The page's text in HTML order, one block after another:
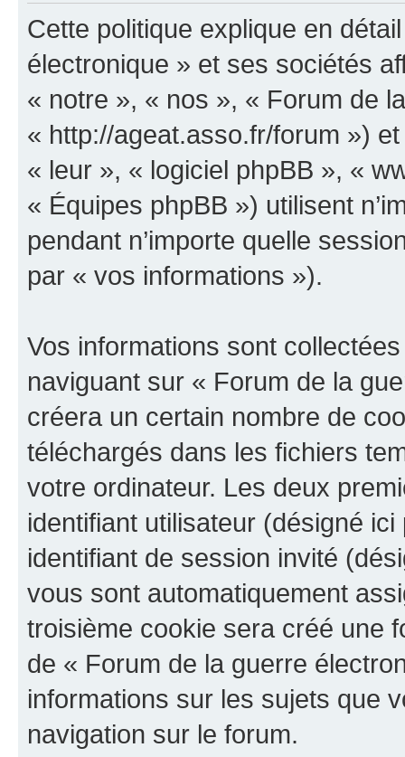
Cette politique explique en
électronique » et ses sociétés
« notre », « nos », « Forum de
« http://ageat.asso.fr/forum »)
« leur », « logiciel phpBB », «
« Équipes phpBB ») utilisent
pendant n’importe quelle
par « vos informations »).
Vos informations sont
naviguant sur « Forum de la
créera un certain nombre de
téléchargés dans les fichiers
votre ordinateur. Les deux
identifiant utilisateur (désigné
identifiant de session invité
vous sont automatiquement
troisième cookie sera créé une
de « Forum de la guerre
informations sur les sujets que
navigation sur le forum.